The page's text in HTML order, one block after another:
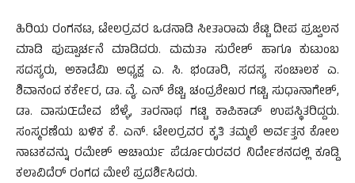
ಹಿರಿಯ ರಂಗನಟ, ಟೇಲರ್‍ರವರ ಒಡನಾಡಿ ಸೀತಾರಾಮ ಶೆಟ್ಟಿ ದೀಪ ಪ್ರಜ್ವಲನ
ಮಾಡಿ ಪುಷ್ಪಾರ್ಚನೆ ಮಾಡಿದರು. ಮಮತಾ ಸುರೇಶ್ ಹಾಗೂ ಕುಟುಂಬ
ಸದಸ್ಯರು, ಅಕಾಡೆಮಿ ಅಧ್ಯಕ್ಷ ಎ. ಸಿ. ಭಂಡಾರಿ, ಸದಸ್ಯ ಸಂಚಾಲಕ ಎ.
ಶಿವಾನಂದ ಕರ್ಕೇರ, ಡಾ. ವೈ. ಎನ್ ಶೆಟ್ಟಿ, ಚಂದ್ರಶೇಖರ ಗಟ್ಟಿ, ಸುಧಾನಾಗೇಶ್,
ಡಾ. ವಾಸುŒದೇವ ಬೆಳ್ಳೆ, ತಾರನಾಥ ಗಟ್ಟಿ ಕಾಪಿಕಾಡ್ ಉಪಸ್ಥಿತರಿದ್ದರು.
ಸಂಸ್ಮರಣೆಯ ಬಳಿಕ ಕೆ. ಎನ್. ಟೇಲರ್‍ರವರ ಕೃತಿ ತಮ್ಮಲೆ ಅರ್ವತ್ತನ ಕೋಲ
ನಾಟಕವನ್ನು ರಮೇಶ್ ಆಚಾರ್ಯ ಪೆರ್ಡೂರುರವರ ನಿರ್ದೇಶನದಲ್ಲಿ ಕೂಡ್ದಿ
ಕಲಾವಿದೆರ್ ರಂಗದ ಮೇಲೆ ಪ್ರದರ್ಶಿಸಿದರು.